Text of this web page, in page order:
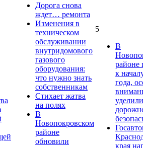
Дорога снова
ждет… ремонта
Изменения в
техническом
обслуживании
внутридомового
газового
оборудования:
что нужно знать
собственникам
Стихает жатва
на полях
В
Новопокровском
районе
обновили
5
В
районе
к
года,
уделили
края